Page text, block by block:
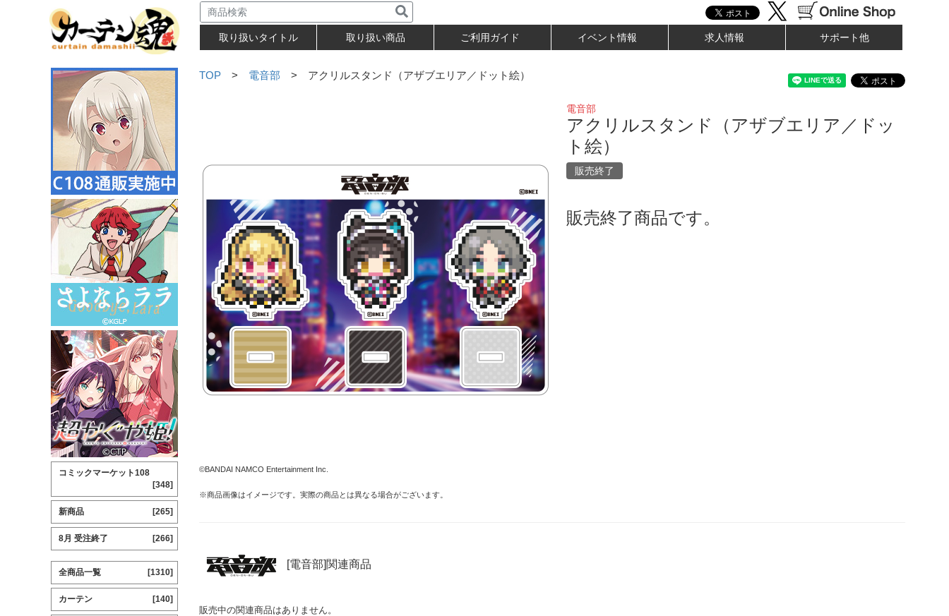
取り扱いタイトル 取り扱い商品 ご利用ガイド イベント情報 求人情報 サポート他
TOP > 電音部 > アクリルスタンド（アザブエリア／ドット絵）
©BANDAI NAMCO Entertainment Inc.
※商品画像はイメージです。実際の商品とは異なる場合がございます。
電音部
アクリルスタンド（アザブエリア／ドッ
ト絵）
販売終了
販売終了商品です。
[電音部]関連商品
販売中の関連商品はありません。
コミックマーケット108
[348]
新商品 [265]
8月 受注終了 [266]
全商品一覧 [1310]
カーテン [140]